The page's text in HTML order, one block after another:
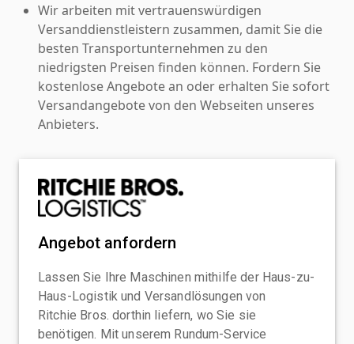
Wir arbeiten mit vertrauenswürdigen
Versanddienstleistern zusammen, damit Sie die
besten Transportunternehmen zu den
niedrigsten Preisen finden können. Fordern Sie
kostenlose Angebote an oder erhalten Sie sofort
Versandangebote von den Webseiten unseres
Anbieters.
Angebot anfordern
Lassen Sie Ihre Maschinen mithilfe der Haus-zu-
Haus-Logistik und Versandlösungen von
Ritchie Bros. dorthin liefern, wo Sie sie
benötigen. Mit unserem Rundum-Service